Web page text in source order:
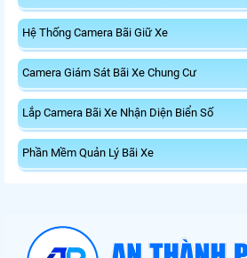
Hệ Thống Camera Bãi Giữ Xe
Camera Giám Sát Bãi Xe Chung Cư
Lắp Camera Bãi Xe Nhận Diện Biển Số
Phần Mềm Quản Lý Bãi Xe